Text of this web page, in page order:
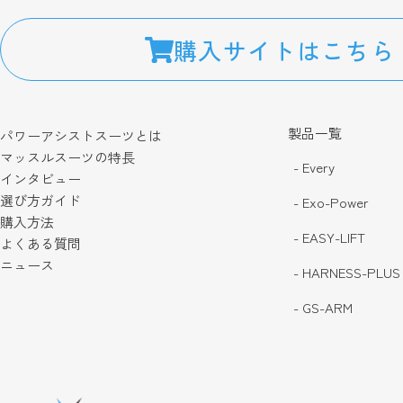
購入サイトはこちら
パワーアシストスーツとは
マッスルスーツの特長
インタビュー
選び方ガイド
購入方法
よくある質問
ニュース
製品一覧
- Every
- Exo-Power
- EASY-LIFT
- HARNESS-PLUS
- GS-ARM